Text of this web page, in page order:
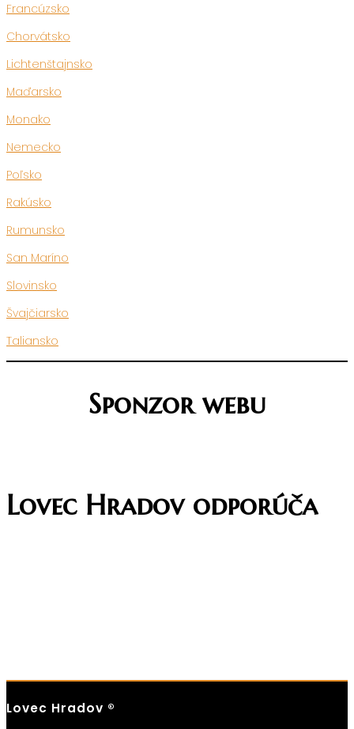
Francúzsko
Chorvátsko
Lichtenštajnsko
Maďarsko
Monako
Nemecko
Poľsko
Rakúsko
Rumunsko
San Maríno
Slovinsko
Švajčiarsko
Taliansko
Sponzor webu
Lovec Hradov odporúča
Lovec Hradov ®